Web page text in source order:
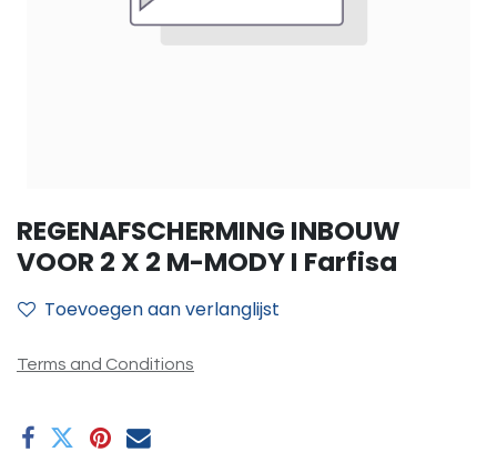
REGENAFSCHERMING INBOUW
VOOR 2 X 2 M-MODY I Farfisa
Toevoegen aan verlanglijst
Terms and Conditions